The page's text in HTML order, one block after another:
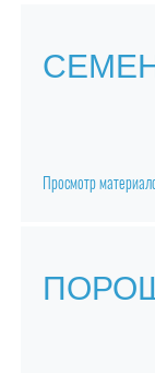
Просмотр